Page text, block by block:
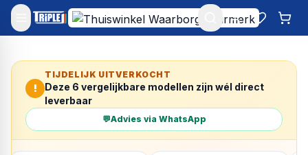
Mijn account
!
TIJDELIJK UITVERKOCHT
Deze 6 vergelijkbare modellen zijn wél direct
leverbaar
💬Advies via WhatsApp